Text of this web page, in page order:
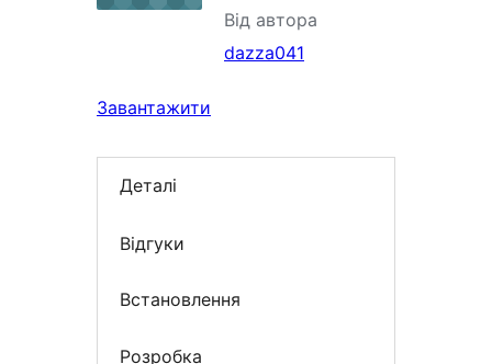
Від автора
dazza041
Завантажити
Деталі
Відгуки
Встановлення
Розробка